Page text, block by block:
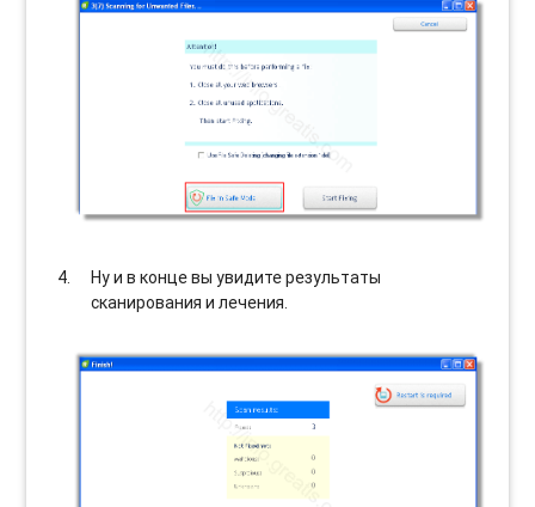
Ну и в конце вы увидите результаты
сканирования и лечения.